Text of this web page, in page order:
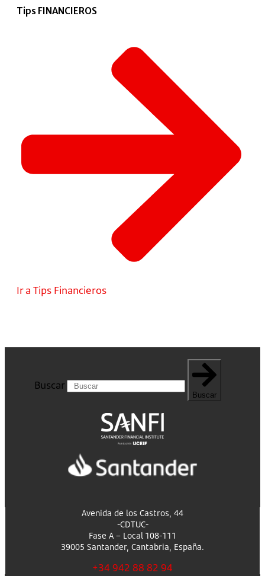
Tips FINANCIEROS
Ir a Tips Financieros
Buscar
Buscar
Avenida de los Castros, 44
-CDTUC-
Fase A – Local 108-111
39005 Santander, Cantabria, España.
+34 942 88 82 94